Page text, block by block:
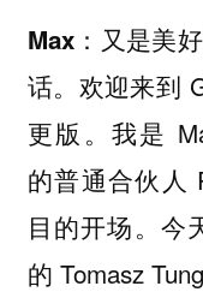
Max： 又是美
话。欢迎来到
更版。我是
的普通合伙人
目的开场。今
的 Tomasz